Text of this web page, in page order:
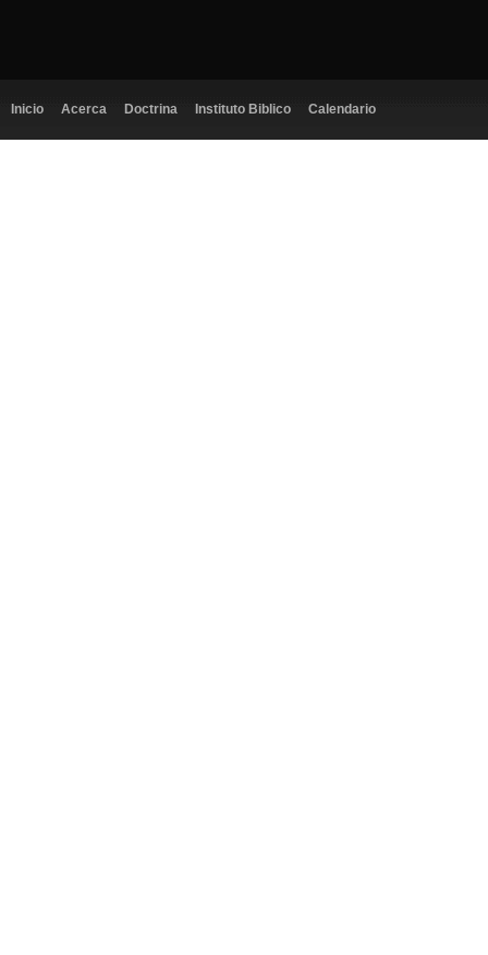
Inicio Acerca Doctrina Instituto Biblico Calendario